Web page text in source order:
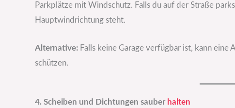
Parkplätze mit Windschutz. Falls du auf der Straße
Hauptwindrichtung steht.
Alternative: Falls keine Garage verfügbar ist, kann
schützen.
4. Scheiben und Dichtungen sauber halten